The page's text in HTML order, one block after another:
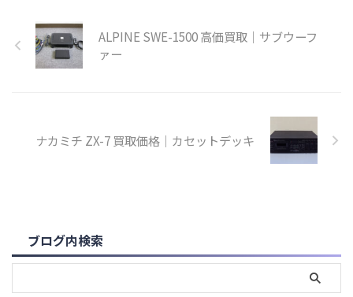
ALPINE SWE-1500 高価買取｜サブウーフ
ァー
ナカミチ ZX-7 買取価格｜カセットデッキ
ブログ内検索